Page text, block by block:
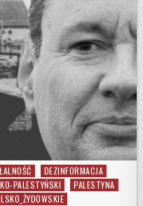
DEZINFORMACJA
PALESTYŃSKI
PALESTYNA